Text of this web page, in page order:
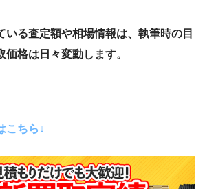
る査定額や相場情報は、執筆時の目
格は日々変動します。
こちら↓